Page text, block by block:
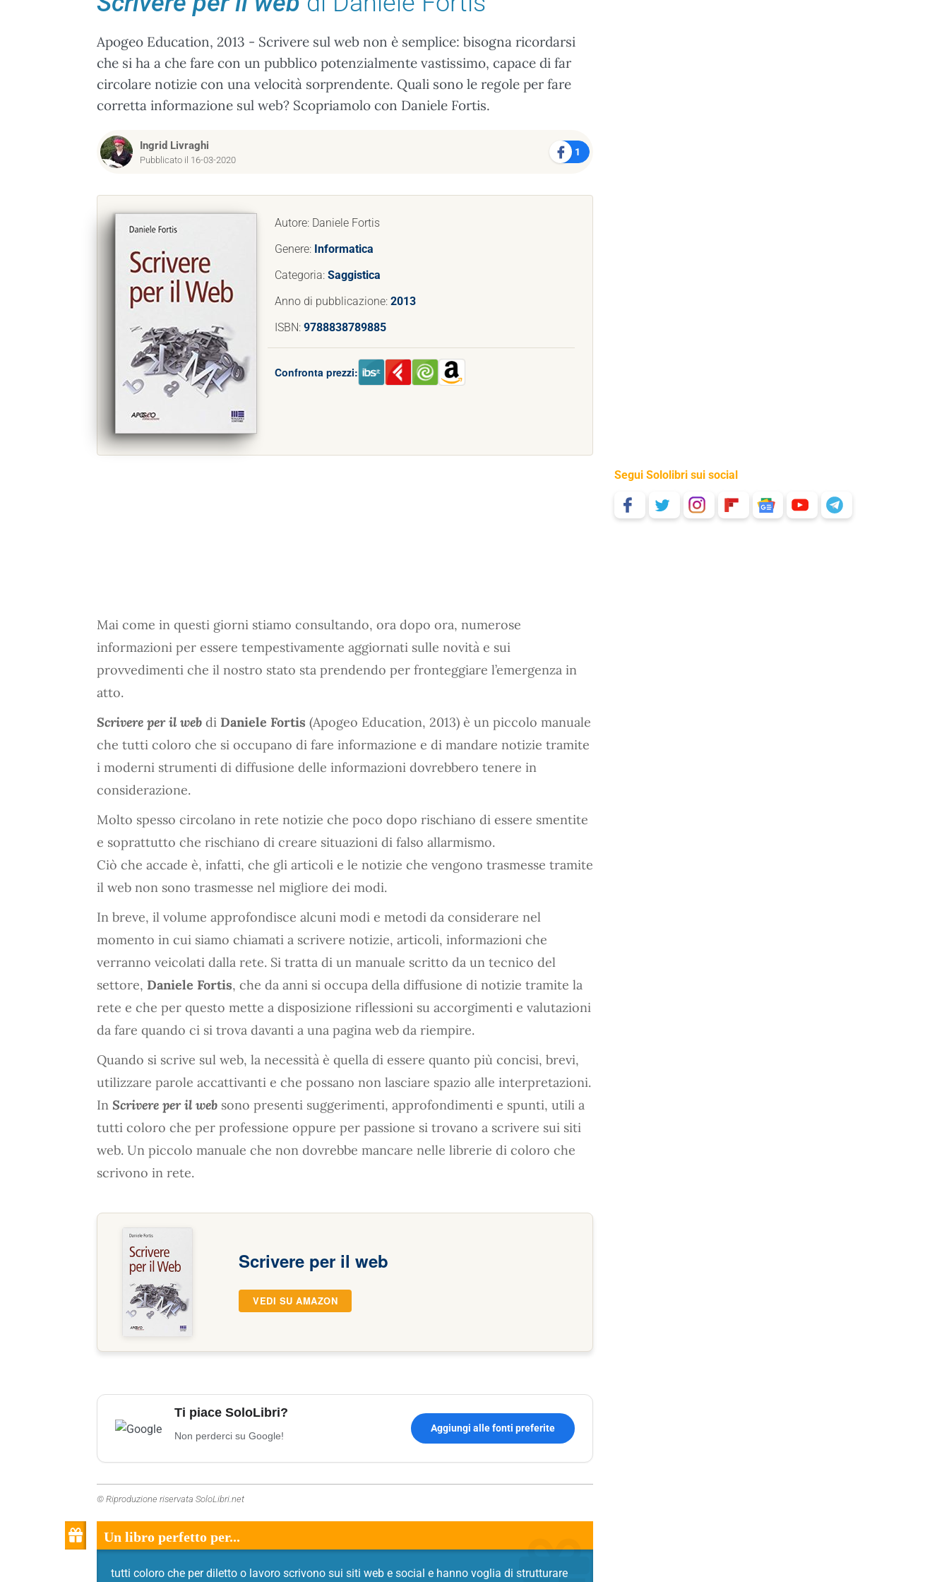
Apogeo Education, 2013 - Scrivere sul web non è semplice: bisogna ricordarsi
che si ha a che fare con un pubblico potenzialmente vastissimo, capace di far
circolare notizie con una velocità sorprendente. Quali sono le regole per fare
corretta informazione sul web? Scopriamolo con Daniele Fortis.
Ingrid Livraghi
Pubblicato il 16-03-2020
1
Autore: Daniele Fortis
Genere: Informatica
Categoria: Saggistica
Anno di pubblicazione: 2013
ISBN: 9788838789885
Confronta prezzi:
Mai come in questi giorni stiamo consultando, ora dopo ora, numerose
informazioni per essere tempestivamente aggiornati sulle novità e sui
provvedimenti che il nostro stato sta prendendo per fronteggiare l’emergenza in
atto.
Scrivere per il web di Daniele Fortis (Apogeo Education, 2013) è un piccolo manuale
che tutti coloro che si occupano di fare informazione e di mandare notizie tramite
i moderni strumenti di diffusione delle informazioni dovrebbero tenere in
considerazione.
Molto spesso circolano in rete notizie che poco dopo rischiano di essere smentite
e soprattutto che rischiano di creare situazioni di falso allarmismo.
Ciò che accade è, infatti, che gli articoli e le notizie che vengono trasmesse tramite
il web non sono trasmesse nel migliore dei modi.
In breve, il volume approfondisce alcuni modi e metodi da considerare nel
momento in cui siamo chiamati a scrivere notizie, articoli, informazioni che
verranno veicolati dalla rete. Si tratta di un manuale scritto da un tecnico del
settore, Daniele Fortis, che da anni si occupa della diffusione di notizie tramite la
rete e che per questo mette a disposizione riflessioni su accorgimenti e valutazioni
da fare quando ci si trova davanti a una pagina web da riempire.
Quando si scrive sul web, la necessità è quella di essere quanto più concisi, brevi,
utilizzare parole accattivanti e che possano non lasciare spazio alle interpretazioni.
In Scrivere per il web sono presenti suggerimenti, approfondimenti e spunti, utili a
tutti coloro che per professione oppure per passione si trovano a scrivere sui siti
web. Un piccolo manuale che non dovrebbe mancare nelle librerie di coloro che
scrivono in rete.
Scrivere per il web
VEDI SU AMAZON
Ti piace SoloLibri?
Non perderci su Google!
Aggiungi alle fonti preferite
© Riproduzione riservata SoloLibri.net
Un libro perfetto per...
tutti coloro che per diletto o lavoro scrivono sui siti web e social e hanno voglia di strutturare
Segui Sololibri sui social